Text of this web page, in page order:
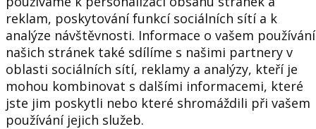
reklam, poskytování funkcí sociálních sítí a k
analýze návštěvnosti. Informace o vašem používání
našich stránek také sdílíme s našimi partnery v
oblasti sociálních sítí, reklamy a analýzy, kteří je
mohou kombinovat s dalšími informacemi, které
jste jim poskytli nebo které shromáždili při vašem
používání jejich služeb.